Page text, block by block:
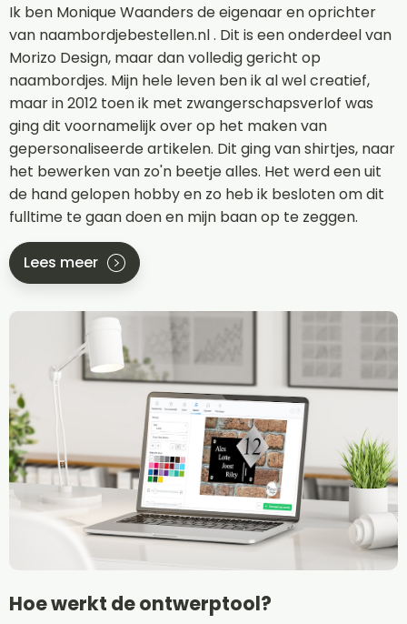
Ik ben Monique Waanders de eigenaar en oprichter
van naambordjebestellen.nl . Dit is een onderdeel van
Morizo Design, maar dan volledig gericht op
naambordjes. Mijn hele leven ben ik al wel creatief,
maar in 2012 toen ik met zwangerschapsverlof was
ging dit voornamelijk over op het maken van
gepersonaliseerde artikelen. Dit ging van shirtjes, naar
het bewerken van zo'n beetje alles. Het werd een uit
de hand gelopen hobby en zo heb ik besloten om dit
fulltime te gaan doen en mijn baan op te zeggen.
Lees meer
Hoe werkt de ontwerptool?